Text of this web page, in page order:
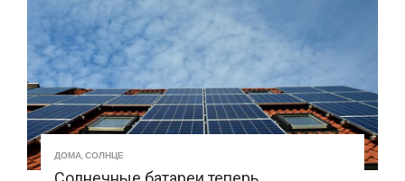
ДОМА,СОЛНЦЕ